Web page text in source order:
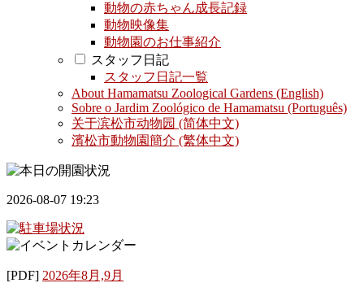
動物の赤ちゃん成長記録
動物映像集
動物園のお仕事紹介
スタッフ日記
スタッフ日記一覧
About Hamamatsu Zoological Gardens (English)
Sobre o Jardim Zoológico de Hamamatsu (Português)
关于滨松市动物园 (简体中文)
濱松市動物園簡介 (繁体中文)
2026-08-07 19:23
[PDF] 2026年8月,9月